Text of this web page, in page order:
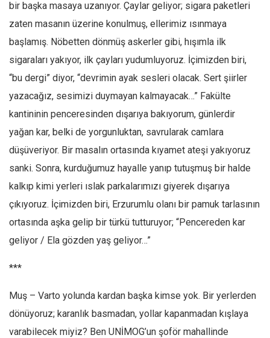
Karisi kitap sualleri
7 soruda bu hafta
Ekonomi
Spor
Manzara
Gıda-Beslenme
Hayat
Türkiye
Siyaset
Dünya
Avrupa
Asya
Amerika
bir başka masaya uzanıyor. Çaylar geliyor; sigara paketleri
zaten masanın üzerine konulmuş, ellerimiz ısınmaya
başlamış. Nöbetten dönmüş askerler gibi, hışımla ilk
sigaraları yakıyor, ilk çayları yudumluyoruz. İçimizden biri,
“bu dergi” diyor, “devrimin ayak sesleri olacak. Sert şiirler
yazacağız, sesimizi duymayan kalmayacak…” Fakülte
kantininin penceresinden dışarıya bakıyorum, günlerdir
yağan kar, belki de yorgunluktan, savrularak camlara
düşüveriyor. Bir masalın ortasında kıyamet ateşi yakıyoruz
sanki. Sonra, kurduğumuz hayalle yanıp tutuşmuş bir halde
kalkıp kimi yerleri ıslak parkalarımızı giyerek dışarıya
çıkıyoruz. İçimizden biri, Erzurumlu olanı bir pamuk tarlasının
ortasında aşka gelip bir türkü tutturuyor; “Pencereden kar
geliyor / Ela gözden yaş geliyor…”
***
Muş – Varto yolunda kardan başka kimse yok. Bir yerlerden
dönüyoruz; karanlık basmadan, yollar kapanmadan kışlaya
varabilecek miyiz? Ben UNİMOG’un şoför mahallinde